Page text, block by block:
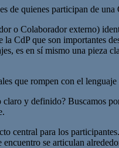
de quienes participan de una
o Colaborador externo)
CdP que son importantes
es en sí mismo una pieza
que rompen con el
y definido? Buscamos
central para los
se articulan